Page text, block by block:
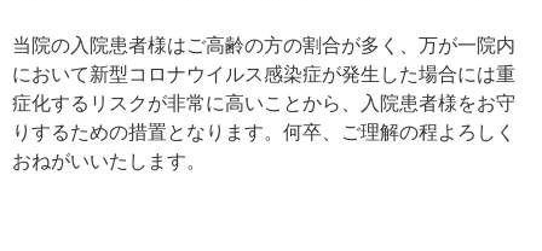
当院の入院患者様はご高齢の方の割合が多く、万が一院内
において新型コロナウイルス感染症が発生した場合には重
症化するリスクが非常に高いことから、入院患者様をお守
りするための措置となります。何卒、ご理解の程よろしく
おねがいいたします。